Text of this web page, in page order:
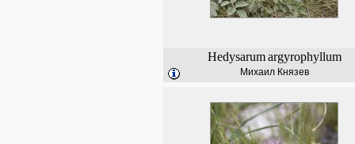
Hedysarum argyrophyllum
Михаил Князев